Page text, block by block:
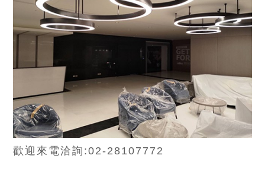
歡迎來電洽詢:02-28107772